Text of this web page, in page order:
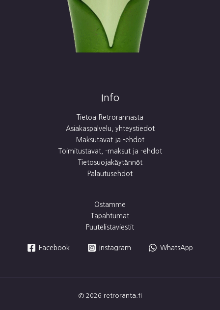
Info
Tietoa Retrorannasta
Asiakaspalvelu, yhteystiedot
Maksutavat ja -ehdot
Toimitustavat, -maksut ja -ehdot
Tietosuojakäytännöt
Palautusehdot
Ostamme
Tapahtumat
Puutelistaviestit
Facebook Instagram WhatsApp
© 2026 retroranta.fi